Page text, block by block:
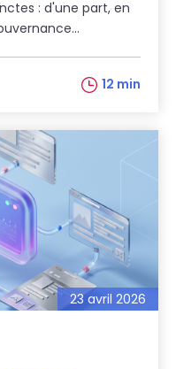
: d'une part, en
12 min
23 avril 2026